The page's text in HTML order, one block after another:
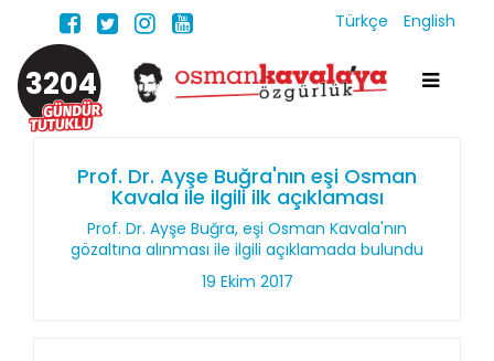
Türkçe English
3204
Prof. Dr. Ayşe Buğra'nın eşi Osman
Kavala ile ilgili ilk açıklaması
Prof. Dr. Ayşe Buğra, eşi Osman Kavala'nın
gözaltına alınması ile ilgili açıklamada bulundu
19 Ekim 2017